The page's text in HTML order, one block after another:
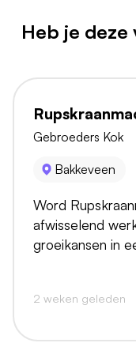
Heb je deze
Gebroeders Kok
Bakkeveen
Word
afwisselend
groeikansen in
2 weken geleden